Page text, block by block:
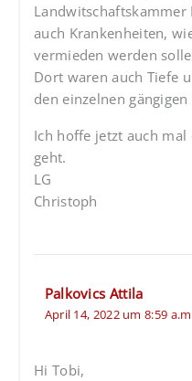
Landwitschaftskammer
auch Krankenheiten,
vermieden werden
Dort waren auch Tiefe
den einzelnen gängigen
Ich hoffe jetzt auch mal
geht.
LG
Christoph
Palkovics Attila
April 14, 2022 um 8:59
Hi Tobi,